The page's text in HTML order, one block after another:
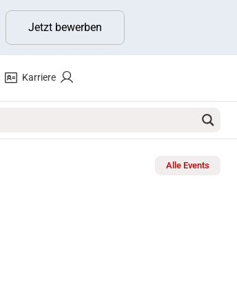
Jetzt bewerben
Karriere
Alle Events